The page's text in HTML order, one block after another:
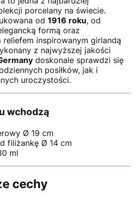
porcelany na świecie.
od 1916 roku, od
formą oraz
inspirowanym girlandą
z najwyższej jakości
doskonale sprawdzi się
posiłków, jak i
uroczystości.
wchodzą
Ø 19 cm
filiżankę Ø 14 cm
ml
cechy